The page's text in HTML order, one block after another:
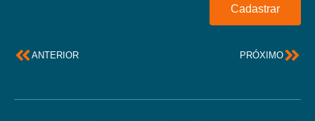
Cadastrar
ANTERIOR PRÓXIMO